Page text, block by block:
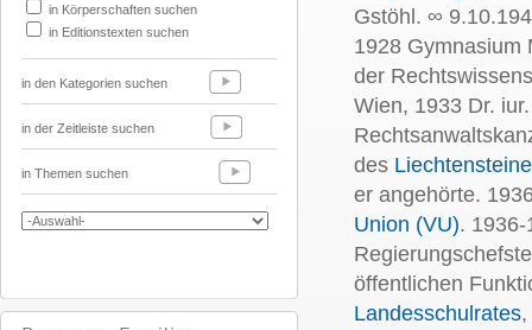
in Körperschaften suchen
in Editionstexten suchen
in den Kategorien suchen
in der Zeitleiste suchen
in Themen suchen
Gstöhl. ∞
1928 Gymnasium
der
Wien, 1933 Dr.
des
er angehörte.
Union (VU).
öffentlichen
Landesschulrates